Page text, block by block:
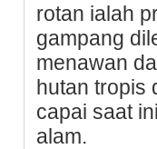
rotan ialah
gampang
menawan
hutan tropis
capai saat
alam.